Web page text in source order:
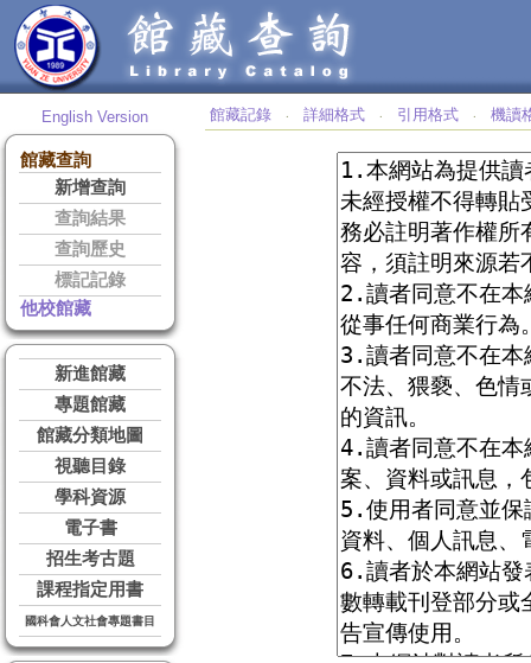
English Version
館藏查詢
新增查詢
查詢結果
查詢歷史
標記記錄
他校館藏
新進館藏
專題館藏
館藏分類地圖
視聽目錄
學科資源
電子書
招生考古題
課程指定用書
國科會人文社會專題書目
館藏記錄 ‧ 詳細格式 ‧ 引用格式 ‧ 機讀